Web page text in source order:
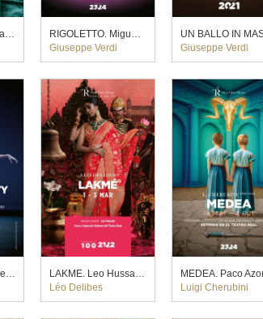
NABUCCO. Andreas Homoki (2022)
RIGOLETTO. Miguel del Arco (2023)
Giuseppe Verdi
Giuseppe Verdi
New York City Ballet. Justin Peck y George Balanchine (2023)
LAKME. Leo Hussain (2022)
Léo Delibes
Luigi Cherubini